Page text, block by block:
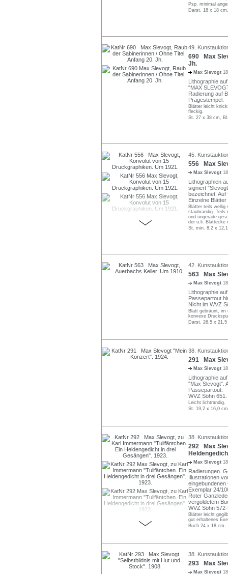
Psp. minimal
Darst. 18 x 18
49.
690 Max
Jh.
Max Slevogt
Lithographie
"MAX
Radierung auf
Prägestempel.
Blätter leicht
fleckig.
St. 27 x 38 cm,
45.
556 Max
Max Slevogt
Lithographien
signiert
bezeichnet.
Einzelne
Blätter teils wellig
staubrandig. Teils
und ungerade
der u.li. Blattecke
St. min. 8,2 x
42.
563 Max
Max Slevogt
Lithographie
Passepartout
Nicht im WVZ
Blatt gebräunt, im
konvexe
Darst. 26,5 x
38.
291 Max
Max Slevogt
Lithographie
"Max Slevogt".
Passepartout.
WVZ Söhn 651.
Leicht lichtrandig.
St. 19,2 x 16,0
38.
292 Max
Max Slevogt
Radierungen.
Illustrationen
eingebundenen
Exemplar 24/
Roter
vergoldetem
WVZ Söhn
Blätter leicht
gut erhaltenes
Buch 24 x 18 cm.
38.
293 Max
Max Slevogt